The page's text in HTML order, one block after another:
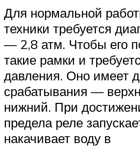
Для нормальной
техники требуется
— 2,8 атм. Чтобы его
такие рамки и
давления. Оно имеет
срабатывания —
нижний. При
предела реле
накачивает воду в